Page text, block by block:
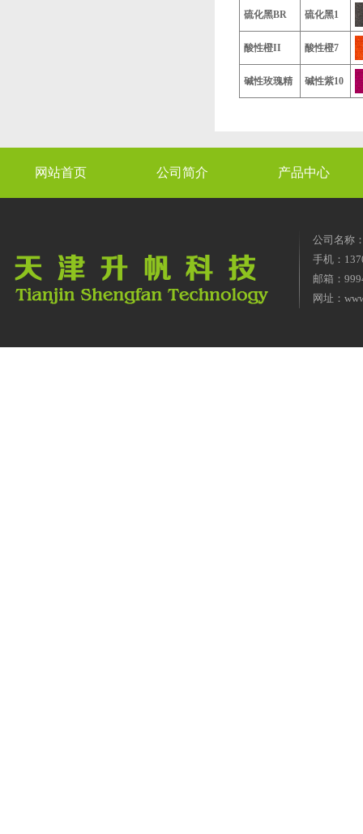
硫化黑BR 硫化黑1
酸性橙II 酸性橙7
碱性玫瑰精 碱性紫10
网站首页 公司简介 产品中心
公司名称
手机：
邮箱：
网址：